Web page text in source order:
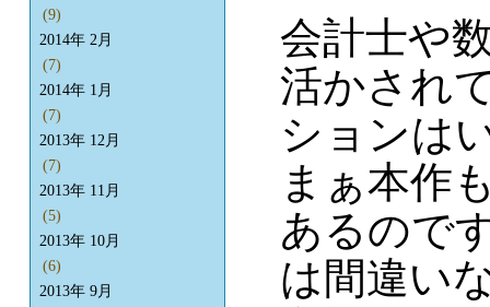
会計士や
活かされ
ションは
まぁ本作
あるので
は間違い
(9)
2014年 2月
(7)
2014年 1月
(7)
2013年 12月
(7)
2013年 11月
(5)
2013年 10月
(6)
2013年 9月